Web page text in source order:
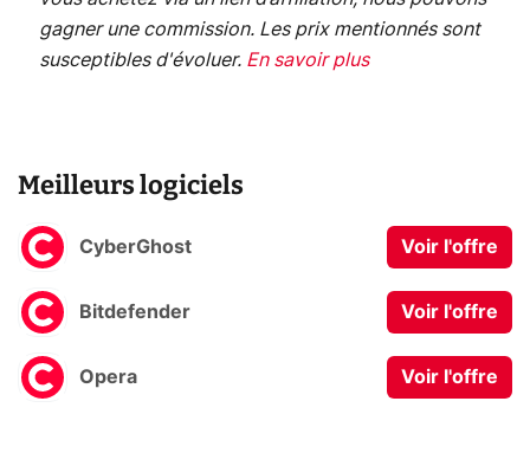
gagner une commission. Les prix mentionnés sont
susceptibles d'évoluer. En savoir plus
Meilleurs logiciels
CyberGhost Voir l'offre
Bitdefender Voir l'offre
Opera Voir l'offre